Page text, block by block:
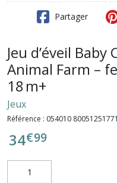
Partager
Jeu d’éveil
Animal Farm –
18 m+
Jeux
Référence : 054010
34€99